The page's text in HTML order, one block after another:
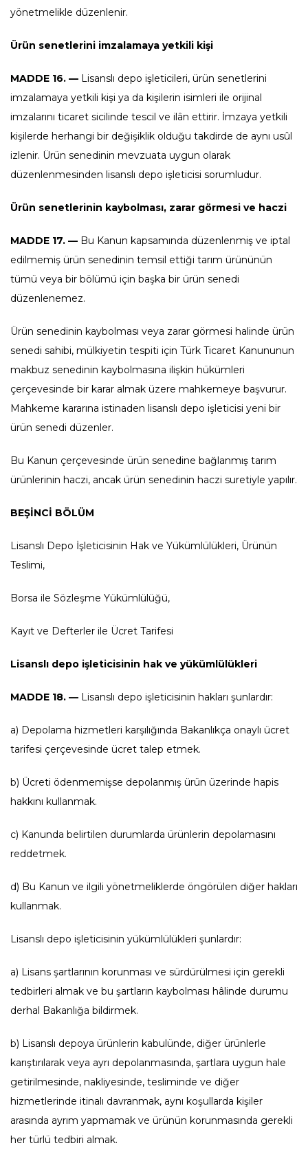
yönetmelikle düzenlenir.
Ürün senetlerini imzalamaya yetkili kişi
MADDE 16. — Lisanslı depo işleticileri, ürün senetlerini
imzalamaya yetkili kişi ya da kişilerin isimleri ile orijinal
imzalarını ticaret sicilinde tescil ve ilân ettirir. İmzaya yetkili
kişilerde herhangi bir değişiklik olduğu takdirde de aynı usûl
izlenir. Ürün senedinin mevzuata uygun olarak
düzenlenmesinden lisanslı depo işleticisi sorumludur.
Ürün senetlerinin kaybolması, zarar görmesi ve haczi
MADDE 17. — Bu Kanun kapsamında düzenlenmiş ve iptal
edilmemiş ürün senedinin temsil ettiği tarım ürününün
tümü veya bir bölümü için başka bir ürün senedi
düzenlenemez.
Ürün senedinin kaybolması veya zarar görmesi halinde ürün
senedi sahibi, mülkiyetin tespiti için Türk Ticaret Kanununun
makbuz senedinin kaybolmasına ilişkin hükümleri
çerçevesinde bir karar almak üzere mahkemeye başvurur.
Mahkeme kararına istinaden lisanslı depo işleticisi yeni bir
ürün senedi düzenler.
Bu Kanun çerçevesinde ürün senedine bağlanmış tarım
ürünlerinin haczi, ancak ürün senedinin haczi suretiyle yapılır.
BEŞİNCİ BÖLÜM
Lisanslı Depo İşleticisinin Hak ve Yükümlülükleri, Ürünün
Teslimi,
Borsa ile Sözleşme Yükümlülüğü,
Kayıt ve Defterler ile Ücret Tarifesi
Lisanslı depo işleticisinin hak ve yükümlülükleri
MADDE 18. — Lisanslı depo işleticisinin hakları şunlardır:
a) Depolama hizmetleri karşılığında Bakanlıkça onaylı ücret
tarifesi çerçevesinde ücret talep etmek.
b) Ücreti ödenmemişse depolanmış ürün üzerinde hapis
hakkını kullanmak.
c) Kanunda belirtilen durumlarda ürünlerin depolamasını
reddetmek.
d) Bu Kanun ve ilgili yönetmeliklerde öngörülen diğer hakları
kullanmak.
Lisanslı depo işleticisinin yükümlülükleri şunlardır:
a) Lisans şartlarının korunması ve sürdürülmesi için gerekli
tedbirleri almak ve bu şartların kaybolması hâlinde durumu
derhal Bakanlığa bildirmek.
b) Lisanslı depoya ürünlerin kabulünde, diğer ürünlerle
karıştırılarak veya ayrı depolanmasında, şartlara uygun hale
getirilmesinde, nakliyesinde, tesliminde ve diğer
hizmetlerinde itinalı davranmak, aynı koşullarda kişiler
arasında ayrım yapmamak ve ürünün korunmasında gerekli
her türlü tedbiri almak.